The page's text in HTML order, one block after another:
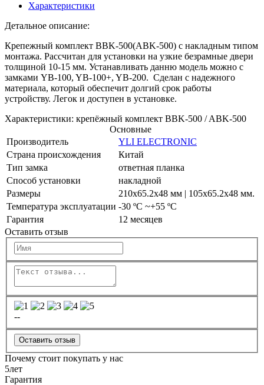
Характеристики
Детальное описание:
Крепежный комплект BBK-500(ABK-500) с накладным типом
монтажа. Рассчитан для установки на узкие безрамные двери
толщиной 10-15 мм. Устанавливать данню модель можно с
замками YB-100, YB-100+, YB-200. Сделан с надежного
материала, который обеспечит долгий срок работы
устройству. Легок и доступен в установке.
Характеристики: крепёжный комплект BBK-500 / ABK-500
Основные
Производитель
YLI ELECTRONIC
Страна происхождения
Китай
Тип замка
ответная планка
Способ установки
накладной
Размеры
210x65.2x48 мм | 105x65.2x48 мм.
Температура эксплуатации -30 ºC ~+55 ºC
Гарантия
12 месяцев
Оставить отзыв
--
Оставить отзыв
Почему стоит покупать у нас
5лет
Гарантия